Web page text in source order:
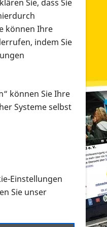
suchen und
Sie, dass Sie
können Ihre
indem Sie
können Sie Ihre
Systeme selbst
Einstellungen
Sie unser